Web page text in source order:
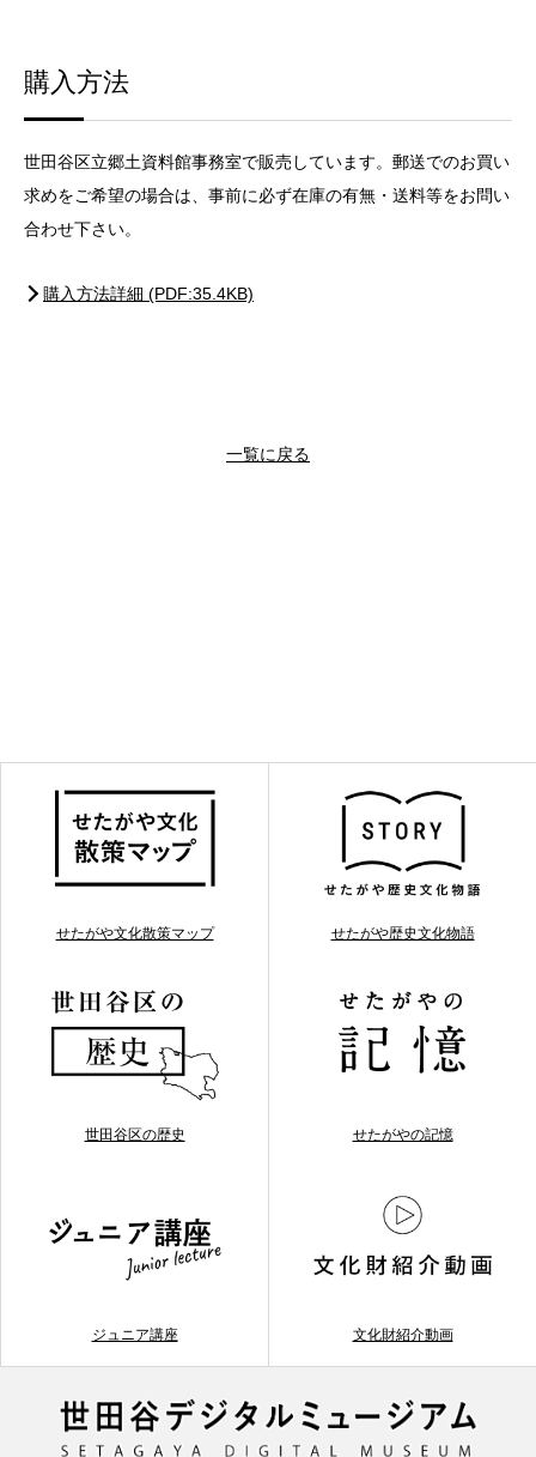
購入方法
世田谷区立郷土資料館事務室で販売しています。郵送でのお買い
求めをご希望の場合は、事前に必ず在庫の有無・送料等をお問い
合わせ下さい。
購入方法詳細 (PDF:35.4KB)
一覧に戻る
せたがや文化散策マップ せたがや歴史文化物語
世田谷区の歴史 せたがやの記憶
ジュニア講座 文化財紹介動画